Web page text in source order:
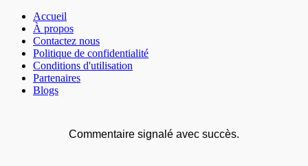
Accueil
À propos
Contactez nous
Politique de confidentialité
Conditions d'utilisation
Partenaires
Blogs
Commentaire signalé avec succès.